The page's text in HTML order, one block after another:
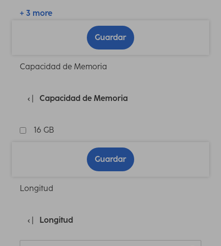
+ 3 more
Guardar
Capacidad de Memoria
Capacidad de Memoria
16 GB
Guardar
Longitud
Longitud